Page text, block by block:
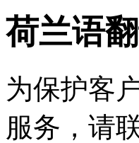
荷兰语
为保护客
服务，请